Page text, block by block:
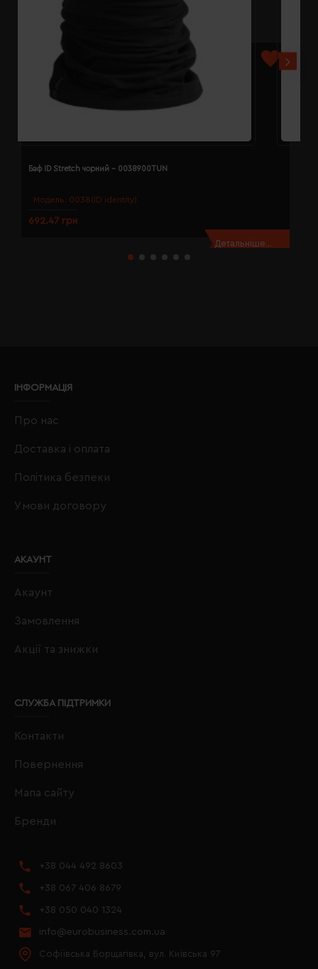
Модель: 0038(ID identity)
Баф ID Stretch чорний - 0038900TUN
692.47 грн
Детальніше...
ІНФОРМАЦІЯ
Про нас
Доставка і оплата
Політика безпеки
Умови договору
АКАУНТ
Акаунт
Замовлення
Акції та знижки
СЛУЖБА ПІДТРИМКИ
Контакти
Повернення
Мапа сайту
Бренди
+38 044 492 8603
+38 067 406 8679
+38 050 040 1324
info@eurobusiness.com.ua
Софіївська Борщагівка, вул. Київська 97